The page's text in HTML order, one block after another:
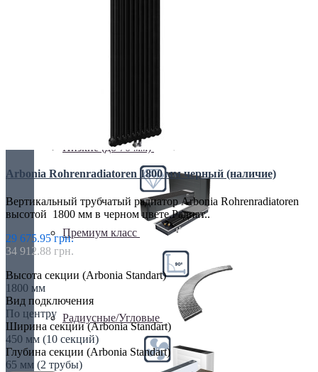
Низкие (до 70 мм)
Премиум класс
Радиусные/Угловые
Arbonia Rohrenradiatoren 1800 мм черный (наличие)
Вертикальный трубчатый радиатор Arbonia Rohrenradiatoren
высотой 1800 мм в черном цвете.Радиат..
29 675.95 грн.
34 912.88 грн.
Высота секции (Arbonia Standart)
1800 мм
Вид подключения
По центру
Ширина секции (Arbonia Standart)
450 мм (10 секций)
Глубина секции (Arbonia Standart)
65 мм (2 трубы)